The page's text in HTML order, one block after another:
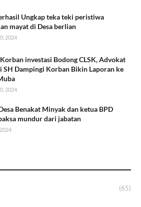
Ungkap teka teki peristiwa
mayat di Desa berlian
2024
investasi Bodong CLSK, Advokat
SH Dampingi Korban Bikin Laporan ke
2024
Benakat Minyak dan ketua BPD
mundur dari jabatan
(65)